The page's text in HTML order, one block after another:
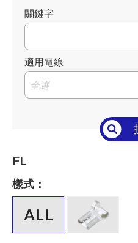
關鍵字
適用電線
全選
FL
樣式：